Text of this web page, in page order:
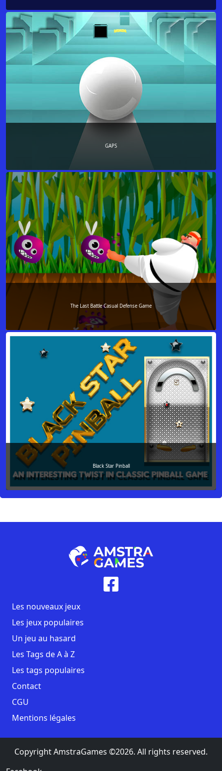
GAPS
The Last Battle Casual Defense Game
Black Star Pinball
Les nouveaux jeux
Les jeux populaires
Un jeu au hasard
Les Tags de A à Z
Les tags populaires
Contact
CGU
Mentions légales
Copyright AmstraGames ©2026. All rights reserved.